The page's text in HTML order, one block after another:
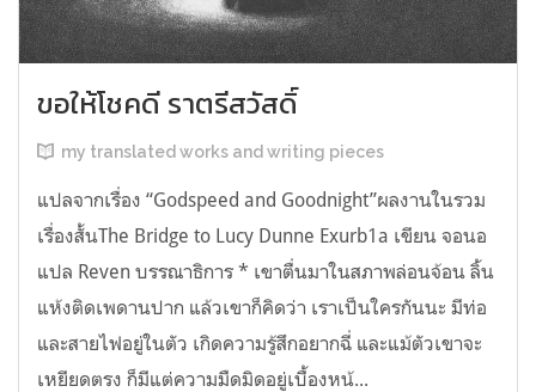
ขอให้โชคดี ราตรีสวัสดิ์
my translated works and writing pieces
แปลจากเรื่อง “Godspeed and Goodnight”ผลงานในรวม
เรื่องสั้นThe Bridge to Lucy Dunne Exurb1a เขียน จอนอ
แปล Reven บรรณาธิการ * เขาตื่นมาในสภาพล่อนจ้อน ลิ้น
แห้งติดเพดานปาก แล้วเขาก็คิดว่า เราเป็นใครกันนะ มีท่อ
และสายไฟอยู่ในตัว เกิดความรู้สึกอยากฉี่ และแม้ตัวเขาจะ
เหยียดตรง ก็มีแต่ความมืดมิดอยู่เบื้องหน้...